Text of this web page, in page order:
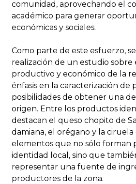
comunidad, aprovechando el
académico para generar
económicas y sociales.
Como parte de este esfuerzo,
realización de un estudio sobre
productivo y económico de la
énfasis en la caracterización de
posibilidades de obtener una
origen. Entre los productos
destacan el queso chopito de
damiana, el orégano y la
elementos que no sólo forman
identidad local, sino que
representar una fuente de
productores de la zona.